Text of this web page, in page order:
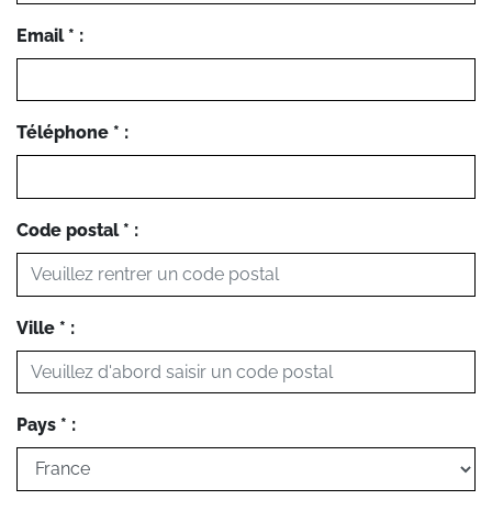
Email * :
Téléphone * :
Code postal * :
Ville * :
Pays * :